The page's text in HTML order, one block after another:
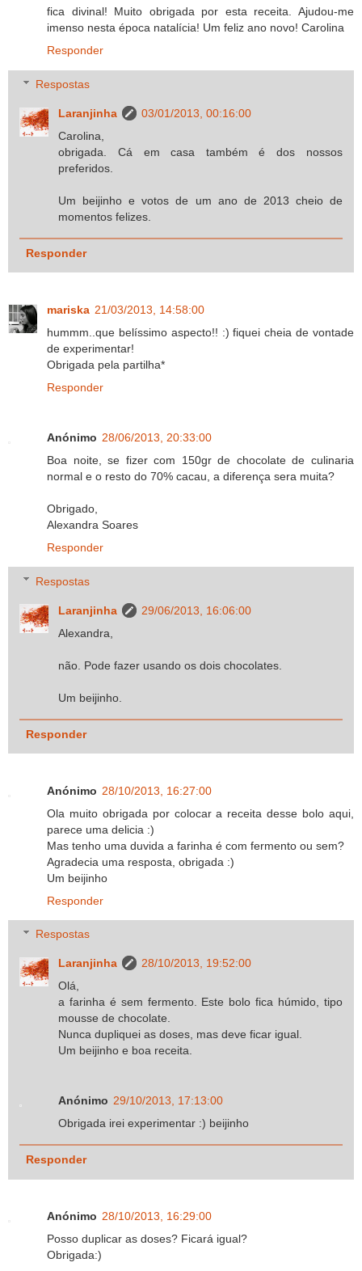
fica divinal! Muito obrigada por esta receita. Ajudou-me
imenso nesta época natalícia! Um feliz ano novo! Carolina
Responder
Respostas
Laranjinha
03/01/2013, 00:16:00
Carolina,
obrigada. Cá em casa também é dos nossos
preferidos.
Um beijinho e votos de um ano de 2013 cheio de
momentos felizes.
Responder
mariska 21/03/2013, 14:58:00
hummm..que belíssimo aspecto!! :) fiquei cheia de vontade
de experimentar!
Obrigada pela partilha*
Responder
Anónimo 28/06/2013, 20:33:00
Boa noite, se fizer com 150gr de chocolate de culinaria
normal e o resto do 70% cacau, a diferença sera muita?
Obrigado,
Alexandra Soares
Responder
Respostas
Laranjinha
29/06/2013, 16:06:00
Alexandra,
não. Pode fazer usando os dois chocolates.
Um beijinho.
Responder
Anónimo 28/10/2013, 16:27:00
Ola muito obrigada por colocar a receita desse bolo aqui,
parece uma delicia :)
Mas tenho uma duvida a farinha é com fermento ou sem?
Agradecia uma resposta, obrigada :)
Um beijinho
Responder
Respostas
Laranjinha
28/10/2013, 19:52:00
Olá,
a farinha é sem fermento. Este bolo fica húmido, tipo
mousse de chocolate.
Nunca dupliquei as doses, mas deve ficar igual.
Um beijinho e boa receita.
Anónimo 29/10/2013, 17:13:00
Obrigada irei experimentar :) beijinho
Responder
Anónimo 28/10/2013, 16:29:00
Posso duplicar as doses? Ficará igual?
Obrigada:)